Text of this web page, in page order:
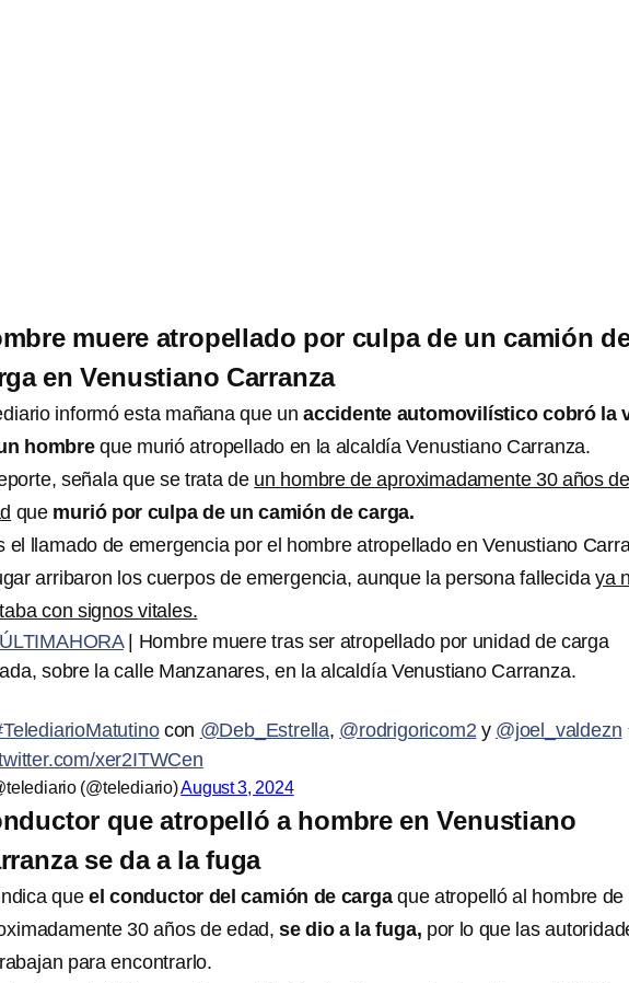
muere atropellado por culpa de un camión
en Venustiano Carranza
informó esta mañana que un accidente automovilístico cobró la
hombreque murió atropellado en la alcaldía Venustiano Carranza.
señala que se trata de un hombre de aproximadamente 30 años
que murió por culpa de un camión de carga.
el llamado de emergencia por el hombre atropellado en Venustiano
arribaron los cuerpos de emergencia, aunque la persona fallecida ya
con signos vitales.
| Hombre muere tras ser atropellado por unidad de carga
sobre la calle Manzanares, en la alcaldía Venustiano Carranza.
con @Deb_Estrella, @rodrigoricom2 y @joel_valdezn
xer2ITWCen
(@telediario)August 3, 2024
que atropelló a hombre en Venustiano
se da a la fuga
que el conductor del camión de cargaque atropelló al hombre de
30 años de edad,se dio a la fuga, por lo que las
para encontrarlo.